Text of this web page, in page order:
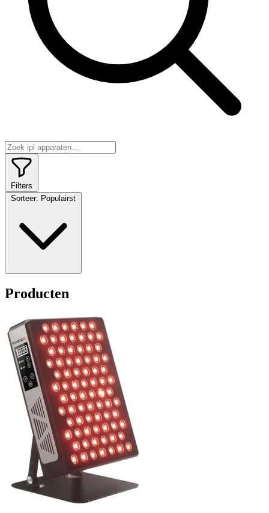
Filters
Sorteer: Populairst
Producten